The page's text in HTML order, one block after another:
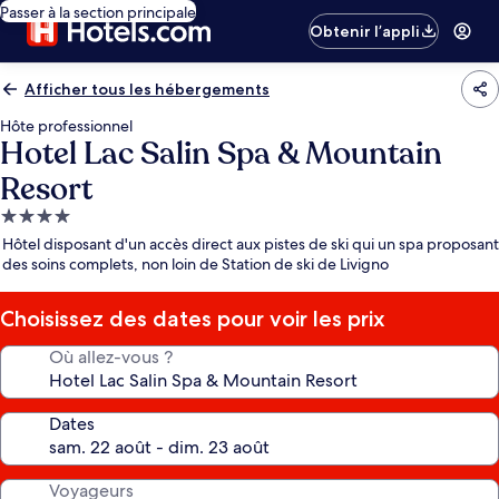
Passer à la section principale
Obtenir l’appli
Afficher tous les hébergements
Hôte professionnel
Hotel Lac Salin Spa & Mountain
Resort
Hébergement
4.0 étoiles
Hôtel disposant d'un accès direct aux pistes de ski qui un spa proposant
des soins complets, non loin de Station de ski de Livigno
Choisissez des dates pour voir les prix
Où allez-vous ?
Dates
Voyageurs